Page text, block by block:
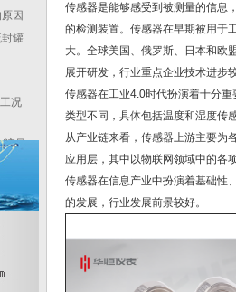
因
封罐
况
流量
全
传感器是能够感受到被测量的信息
的检测装置。传感器在早期被用于
大。全球美国、俄罗斯、日本和欧
展开研发，行业重点企业技术进步
传感器在工业4.0时代扮演着十分
类型不同，具体包括温度和湿度传
从产业链来看，传感器上游主要为
应用层，其中以物联网领域中的各
传感器在信息产业中扮演着基础性
的发展，行业发展前景较好。